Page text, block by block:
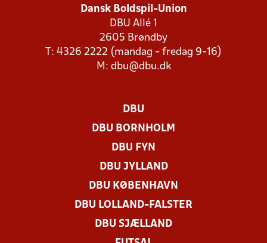
Dansk Boldspil-Union
DBU Allé 1
2605 Brøndby
T: 4326 2222 (mandag - fredag 9-16)
M: dbu@dbu.dk
DBU
DBU BORNHOLM
DBU FYN
DBU JYLLAND
DBU KØBENHAVN
DBU LOLLAND-FALSTER
DBU SJÆLLAND